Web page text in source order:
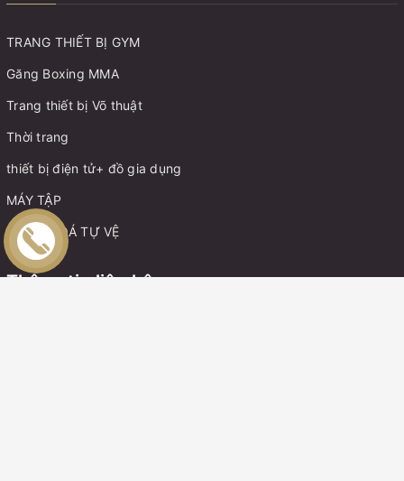
TRANG THIẾT BỊ GYM
Găng Boxing MMA
Trang thiết bị Võ thuật
Thời trang
thiết bị điện tử+ đồ gia dụng
MÁY TẬP
MÓC KHOÁ TỰ VỆ
Thông tin liên hệ